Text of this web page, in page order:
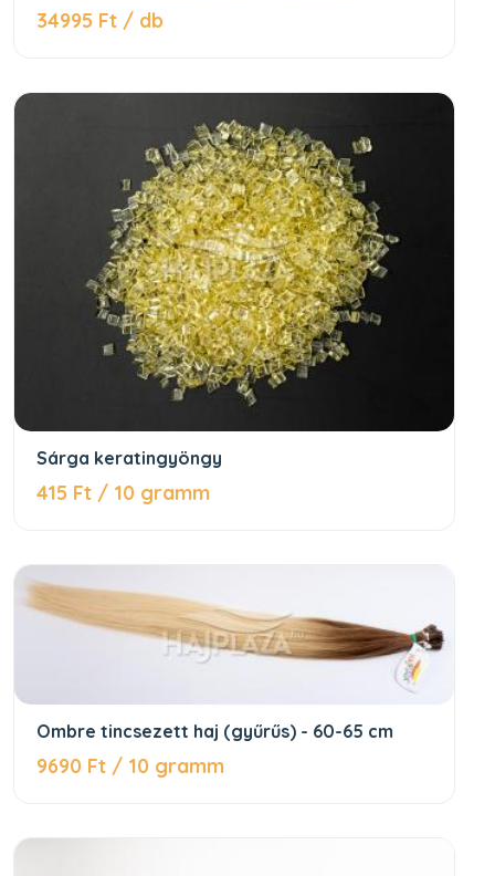
34995 Ft / db
Sárga keratingyöngy
415 Ft / 10 gramm
Ombre tincsezett haj (gyűrűs) - 60-65 cm
9690 Ft / 10 gramm